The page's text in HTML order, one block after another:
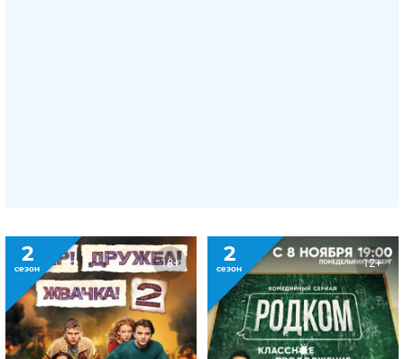
2
сезон 18+ 2
сезон 12+